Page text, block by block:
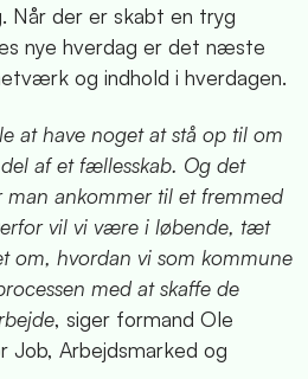
Når der er skabt en tryg
nye hverdag er det næste
og indhold i hverdagen.
at have noget at stå op til om
af et fællesskab. Og det
ankommer til et fremmed
vil vi være i løbende, tæt
om, hvordan vi som kommune
med at skaffe de
, siger formand Ole
Arbejdsmarked og